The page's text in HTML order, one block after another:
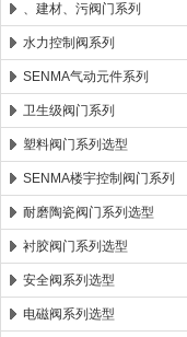
、建材、污阀门系列
水力控制阀系列
SENMA气动元件系列
卫生级阀门系列
塑料阀门系列选型
SENMA楼宇控制阀门系列
耐磨陶瓷阀门系列选型
衬胶阀门系列选型
安全阀系列选型
电磁阀系列选型